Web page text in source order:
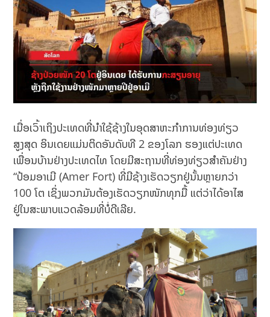
ເມື່ອເວົ້າເຖິງປະເທດທີ່ນຳໃຊ້ຊ້າງໃນອຸດສາຫະກຳການທ່ອງທ່ຽວ
ສູງສຸດ ອິນເດຍແມ່ນຕິດອັນດັບທີ 2 ຂອງໂລກ ຮອງແຕ່ປະເທດ
ເພື່ອນບ້ານຢ່າງປະເທດໄທ ໂດຍມີສະຖານທີ່ທ່ອງທ່ຽວສຳຄັນຢ່າງ
“ປ້ອມອາເມີ (Amer Fort) ທີ່ມີຊ້າງເຮັດວຽກຢູ່ນັ້ນຫຼາຍກວ່າ
100 ໂຕ ເຊິ່ງພວກມັນຕ້ອງເຮັດວຽກໜັກທຸກມື້ ແຕ່ວ່າໄດ້ອາໄສ
ຢູ່ໃນສະພາບແວດລ້ອມທີ່ບໍ່ດີເລີຍ.